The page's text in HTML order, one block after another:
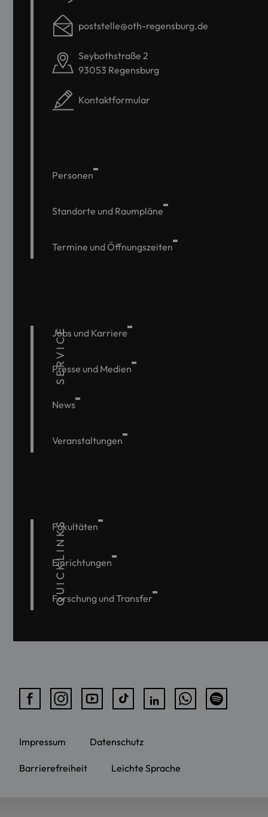
poststelle@oth-regensburg.de
Seybothstraße 2
93053 Regensburg
Kontaktformular
Personen
Standorte und Raumpläne
Termine und Öffnungszeiten
SERVICE
Jobs und Karriere
Presse und Medien
News
Veranstaltungen
QUICKLINKS
Fakultäten
Einrichtungen
Forschung und Transfer
Impressum Datenschutz
Barrierefreiheit Leichte Sprache